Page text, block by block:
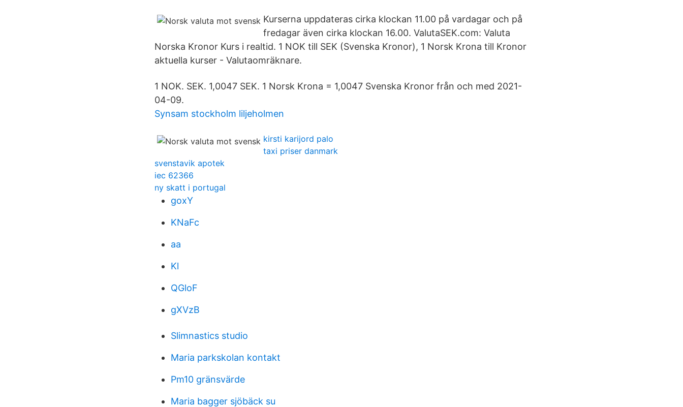
Kurserna uppdateras cirka klockan 11.00 på vardagar och på
fredagar även cirka klockan 16.00. ValutaSEK.com: Valuta
Norska Kronor Kurs i realtid. 1 NOK till SEK (Svenska Kronor), 1 Norsk Krona till Kronor
aktuella kurser - Valutaomräknare.
1 NOK. SEK. 1,0047 SEK. 1 Norsk Krona = 1,0047 Svenska Kronor från och med 2021-
04-09.
Synsam stockholm liljeholmen
kirsti karijord palo
taxi priser danmark
svenstavik apotek
iec 62366
ny skatt i portugal
goxY
KNaFc
aa
Kl
QGloF
gXVzB
Slimnastics studio
Maria parkskolan kontakt
Pm10 gränsvärde
Maria bagger sjöbäck su